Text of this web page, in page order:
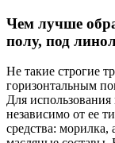
Чем лучше
полу, под
Не такие строгие
горизонтальным
Для
независимо от ее
средства: морилка,